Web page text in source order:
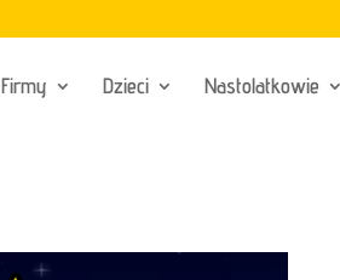
Firmy Dzieci Nastolatkowie